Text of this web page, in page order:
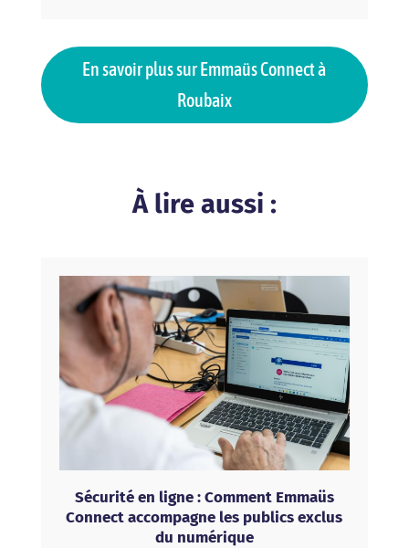
En savoir plus sur Emmaüs Connect à
Roubaix
À lire aussi :
Sécurité en ligne : Comment Emmaüs
Connect accompagne les publics exclus
du numérique